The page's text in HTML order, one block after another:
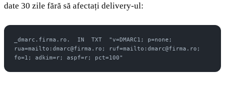
date 30 zile fără să afectați delivery-ul:
_dmarc.firma.ro.  IN  TXT  "v=DMARC1; p=none;
rua=mailto:dmarc@firma.ro; ruf=mailto:dmarc@firma.ro;
fo=1; adkim=r; aspf=r; pct=100"